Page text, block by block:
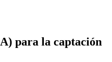
para la captación